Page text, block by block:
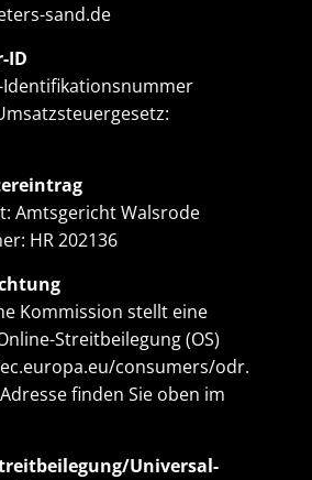
sand.de
ID
Amtsgericht Walsrode
HR 202136
Kommission stellt eine
Streitbeilegung (OS)
consumers/odr.
finden Sie oben im
Universal­